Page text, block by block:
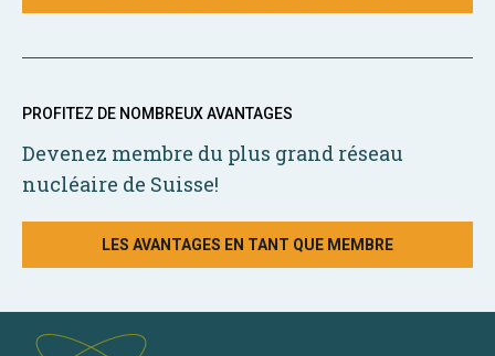
PROFITEZ DE NOMBREUX AVANTAGES
Devenez membre du plus grand réseau
nucléaire de Suisse!
LES AVANTAGES EN TANT QUE MEMBRE